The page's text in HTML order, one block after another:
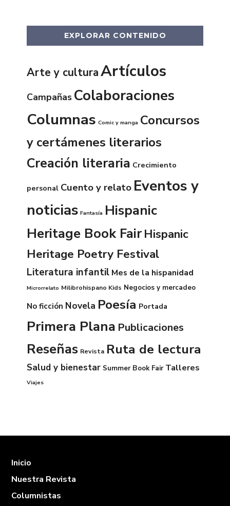
EXPLORAR CONTENIDO
Arte y culturaArtículos
Campañas Colaboraciones
Columnas Comic y manga Concursos
y certámenes literarios
Creación literaria Crecimiento
personal Cuento y relato Eventos y
noticias Fantasía Hispanic
Heritage Book FairHispanic
Heritage Poetry Festival
Literatura infantil Mes de la hispanidad
Microrrelato Milibrohispano Kids Negocios y mercadeo
No ficción Novela Poesía Portada
Primera Plana Publicaciones
Reseñas Revista Ruta de lectura
Salud y bienestar Summer Book Fair Talleres
Viajes
Inicio
Nuestra Revista
Columnistas